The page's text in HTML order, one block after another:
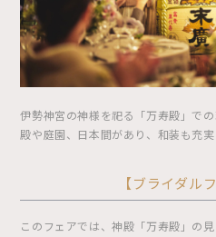
伊勢神宮の神様を祀る「万寿殿」で
殿や庭園、日本間があり、和装も充実
【ブライダル
このフェアでは、神殿「万寿殿」の